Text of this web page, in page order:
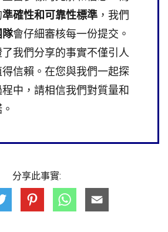
準確性和可靠性標準 ，我們
隊會仔細審核每一份提交。
我們分享的事實不僅引人
信賴。在您與我們一起探
中，請相信我們對質量和
分享此事實: